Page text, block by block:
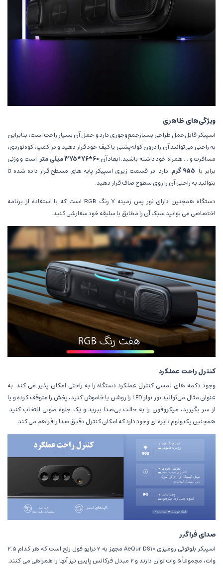
ویژگی‌های ظاهری
اسپیکر قابل‌حملطراحی بسیارجمع‌وجوری دارد و حمل آن بسیار راحت است؛ بنابراین
به راحتی می‌توانید آن را درون کوله‌پشتی یا کیف خود قرار دهید و در کمپ، کوه‌نوردی،
مسافرت و ... همراه خود داشته باشید. ابعاد آن 60*76*375 میلی متر
است و وزنی
برابر با 955 گرم
دارد. در قسمت زیری اسپیکر پایه های مسطح قرار داده شده تا
بتوانید به راحتی آن را روی سطوح صاف قرار دهید.
دستگاه همچنین دارای نور پس زمینه 7 رنگ RGB است که با استفاده از برنامه
اختصاصی می توانید سبک آن را مطابق با سلیقه خود سفارشی کنید.
کنترل راحت عملکرد
وجود دکمه های لمسی کنترل عملکرد دستگاه را به راحتی امکان پذیر می کند. به
عنوان مثال می‌توانید نور نوار LED را روشن یا خاموش کنید، پخش را متوقف کرده و یا
از سر بگیرید، میکروفون را به حالت بی‌صدا ببرید و یک جلوه صوتی انتخاب کنید.
همچنین یک ولوم دایره ای وجود دارد که امکان کنترل دقیق صدا را فراهم می کند.
صدای فراگیر
اسپیکر بلوتوثی
رومیزی AeQur DS10 مجهز به 2 درایو فول رنج است که هر کدام 2.5
وات، مجموعاً 5 وات توان دارند و 2 مبدل فرکانس پایین نیز آنها را همراهی می کنند.